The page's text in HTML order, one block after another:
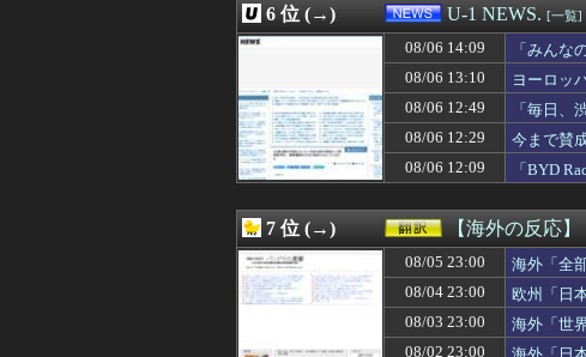
08/06 13:40
「中国への侵略戦争に
08/06 13:40
【流出】清楚系女子大
私「映画代、5000円出
08/06 13:39
30過ぎて初めてできた
08/06 13:38
海外「この男は最高だ
08/06 13:38
【悲報】蓮舫さん、官
08/06 13:36
【悲報】TBS、番組で
08/06 13:35
公園遊びの菓子交換が
08/06 13:34
【画像】村重杏奈さん
08/06 13:33
【朗報】秋田にアラブ
08/06 13:33
【ｼｺ画像】陽キャ女さ
08/06 13:33
紹介された女の子(33)
08/06 13:32
【FGO】金時といい勝
【中日】７月の金丸
08/06 13:31
【画像】板野友美(32)
6 位 (→) U-1 NEWS. [一覧]
08/06 14:09
「みんな
か……
08/06 13:10
ヨーロッ
08/06 12:49
「毎日
08/06 12:29
今まで賛
08/06 12:09
「BYD
7 位 (→) 【海外の反応
08/05 23:00
海外「全
08/04 23:00
欧州「日
08/03 23:00
海外「世
08/02 23:00